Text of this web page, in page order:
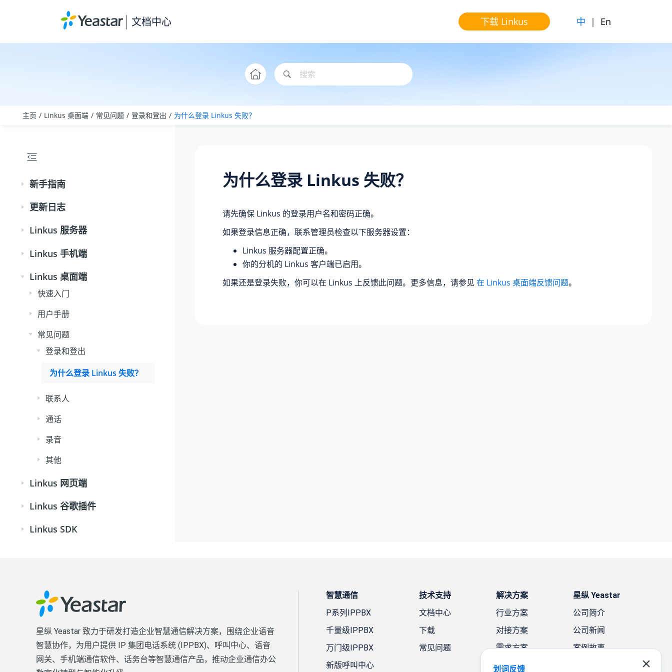
文档中心 下载 Linkus 中 | En
主页 Linkus 桌面端 常见问题 登录和登出 为什么登录 Linkus 失败？
新手指南
更新日志
Linkus 服务器
Linkus 手机端
Linkus 桌面端
快速入门
用户手册
常见问题
登录和登出
为什么登录 Linkus 失败？
联系人
通话
录音
其他
Linkus 网页端
Linkus 谷歌插件
Linkus SDK
为什么登录 Linkus 失败？
请先确保 Linkus 的登录用户名和密码正确。
如果登录信息正确，联系管理员检查以下服务器设置：
Linkus 服务器配置正确。
你的分机的 Linkus 客户端已启用。
如果还是登录失败，你可以在 Linkus 上反馈此问题。更多信息，请参见 在 Linkus 桌面端反馈问题。
划词反馈
星纵 Yeastar 致力于研发打造企业智慧通信解决方案，围绕企业语音
智慧协作，为用户提供 IP 集团电话系统 (IPPBX)、呼叫中心、语音
网关、手机端通信软件、话务台等智慧通信产品，推动企业通信办公
智慧通信
P系列IPPBX
千量级IPPBX
万门级IPPBX
新版呼叫中心
技术支持
文档中心
下载
常见问题
解决方案
行业方案
对接方案
需求方案
星纵 Yeastar
公司简介
公司新闻
案例故事